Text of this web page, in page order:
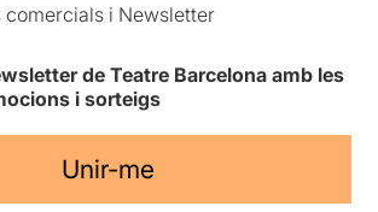
comercials i Newsletter
de Teatre Barcelona amb les
i sorteigs
Unir-me